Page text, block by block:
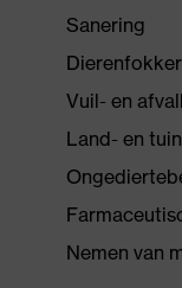
Sanering
Vuil- en
Land- en
Nemen van